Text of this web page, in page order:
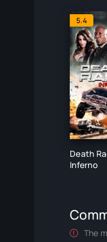
5.4
Death
Inferno
The